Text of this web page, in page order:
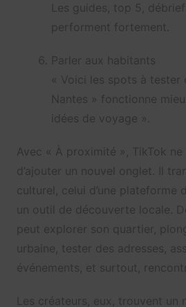
Les guides, top 5,
performent fortement.
Parler aux habitants
« Voici les spots à tester
Nantes » fonctionne
idées de voyage ».
Avec « À proximité », TikTok
d’ajouter un nouvel onglet. Il
culturel, celui d’une plateforme
un outil de découverte locale.
peut explorer son quartier,
urbaine, tester des adresses,
événements, et surtout,
Les créateurs, eux, trouvent un